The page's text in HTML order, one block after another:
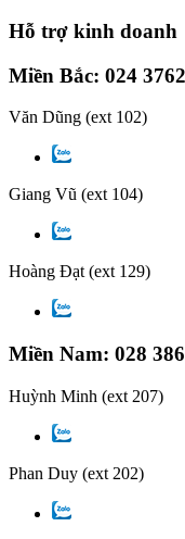
Hỗ trợ kinh doanh
Miền Bắc: 024
Văn Dũng (ext 102)
Giang Vũ (ext 104)
Hoàng Đạt (ext 129)
Miền Nam: 028
Huỳnh Minh (ext 207)
Phan Duy (ext 202)